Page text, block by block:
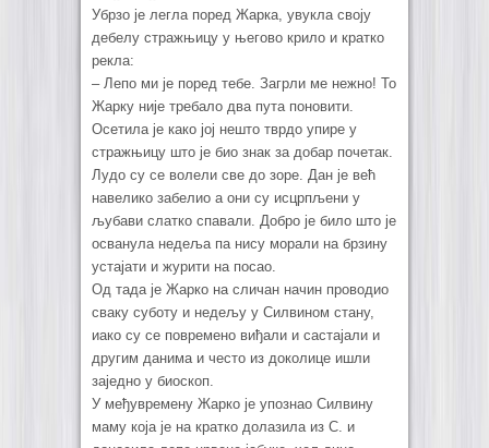
Убрзо је легла поред Жарка, увукла своју
дебелу стражњицу у његово крило и кратко
рекла:
– Лепо ми је поред тебе. Загрли ме нежно! То
Жарку није требало два пута поновити.
Осетила је како јој нешто тврдо упире у
стражњицу што је био знак за добар почетак.
Лудо су се волели све до зоре. Дан је већ
навелико забелио а они су исцрпљени у
љубави слатко спавали. Добро је било што је
осванула недеља па нису морали на брзину
устајати и журити на посао.
Од тада је Жарко на сличан начин проводио
сваку суботу и недељу у Силвином стану,
иако су се повремено виђали и састајали и
другим данима и често из доколице ишли
заједно у биоскоп.
У међувремену Жарко је упознао Силвину
маму која је на кратко долазила из С. и